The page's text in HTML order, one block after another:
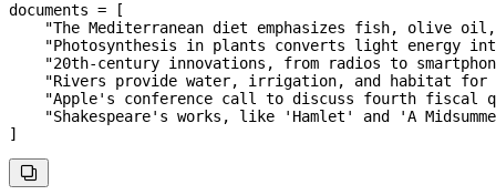
documents = [
"The Mediterranean diet emphasizes fish, olive
"Photosynthesis in plants converts light energy
"20th-century innovations, from radios to
"Rivers provide water, irrigation, and habitat
"Apple's conference call to discuss fourth fiscal
"Shakespeare's works, like 'Hamlet' and 'A
]
